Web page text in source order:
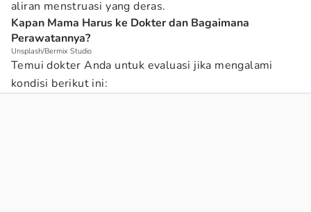
aliran menstruasi yang deras.
Kapan Mama Harus ke Dokter dan Bagaimana
Perawatannya?
Unsplash/Bermix Studio
Temui dokter Anda untuk evaluasi jika mengalami
kondisi berikut ini: